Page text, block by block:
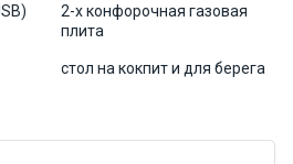
2-х конфорочная газовая
плита
стол на кокпит и для берега